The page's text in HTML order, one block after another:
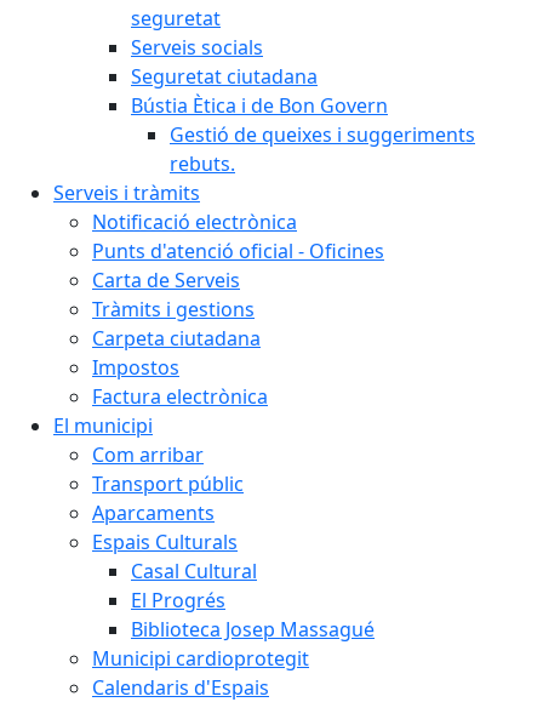
seguretat
Serveis socials
Seguretat ciutadana
Bústia Ètica i de Bon Govern
Gestió de queixes i suggeriments
rebuts.
Serveis i tràmits
Notificació electrònica
Punts d'atenció oficial - Oficines
Carta de Serveis
Tràmits i gestions
Carpeta ciutadana
Impostos
Factura electrònica
El municipi
Com arribar
Transport públic
Aparcaments
Espais Culturals
Casal Cultural
El Progrés
Biblioteca Josep Massagué
Municipi cardioprotegit
Calendaris d'Espais